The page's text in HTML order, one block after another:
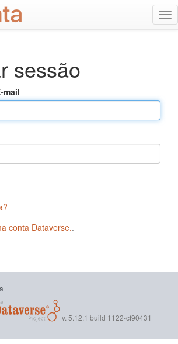
sessão
mail
conta Dataverse..
v. 5.12.1 build 1122-cf90431